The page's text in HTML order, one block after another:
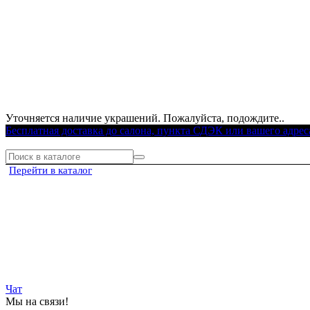
Уточняется наличие украшений. Пожалуйста, подождите..
Бесплатная доставка до салона, пункта СДЭК или вашего
Перейти в каталог
Чат
Мы на связи!